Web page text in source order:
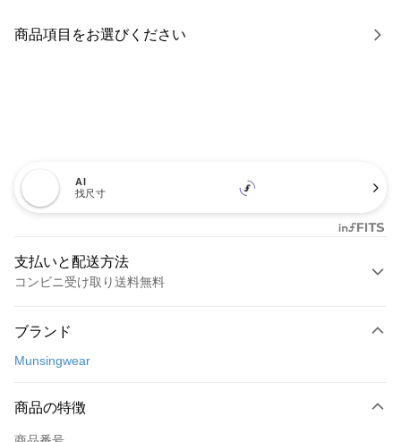
商品項目をお選びください
AI
找尺寸
支払いと配送方法
コンビニ受け取り送料無料
クレジットカード1回払い
LINE Pay
ブランド
Munsingwear
商品の特徴